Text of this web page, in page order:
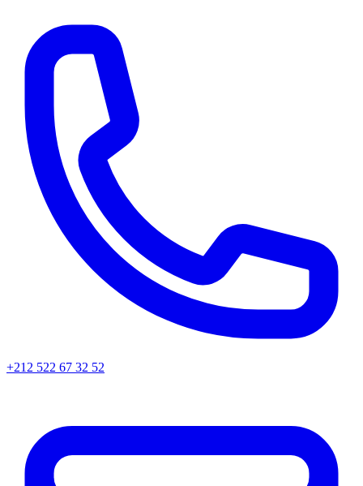
+212 522 67 32 52